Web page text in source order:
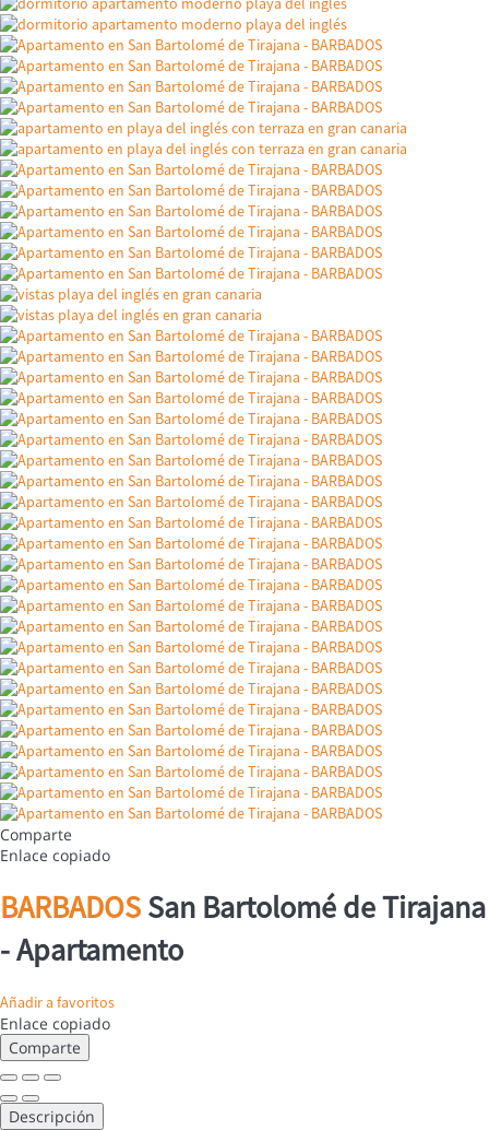
Comparte
Enlace copiado
BARBADOSSan Bartolomé de Tirajana
-Apartamento
Añadir a favoritos
Enlace copiado
Comparte
Descripción